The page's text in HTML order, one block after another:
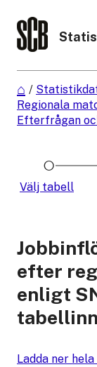
/
Regionala
Efterfrågan
Välj tabell
efter
enligt
Ladda ner